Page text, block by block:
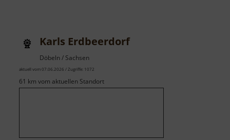
Karls Erdbeerdorf
Döbeln / Sachsen
aktuell vom 07.06.2026 / Zugriffe: 1072
61 km vom aktuellen Standort